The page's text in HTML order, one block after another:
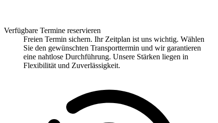
Verfügbare Termine reservieren
Freien Termin sichern. Ihr Zeitplan ist uns wichtig. Wählen
Sie den gewünschten Transporttermin und wir garantieren
eine nahtlose Durchführung. Unsere Stärken liegen in
Flexibilität und Zuverlässigkeit.